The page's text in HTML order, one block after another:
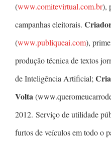
(www.comitevirtual.com.br),
campanhas eleitorais.
(www.publiqueai.com),
produção técnica de textos
de Inteligência Artificial;
Volta
2012. Serviço de utilidade
furtos de veículos em todo o